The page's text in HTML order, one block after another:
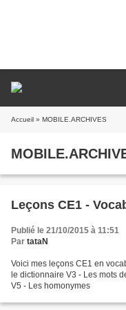
Accueil » MOBILE.ARCHIVES
Leçons CE1 -
Publié le 21/10/2015 à 11:51
Par tataN
Voici mes leçons CE1 en
le dictionnaire V3 - Les mots
V5 - Les homonymes